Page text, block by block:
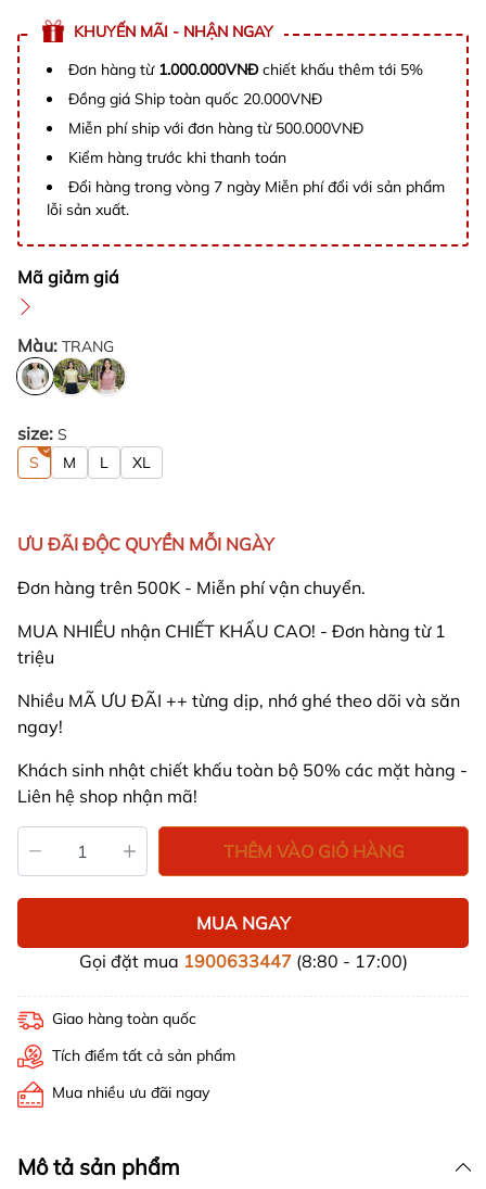
KHUYẾN MÃI - NHẬN NGAY
Đơn hàng từ 1.000.000VNĐchiết khấu thêm tới 5%
Đồng giá Ship toàn quốc 20.000VNĐ
Miễn phí ship với đơn hàng từ 500.000VNĐ
Kiểm hàng trước khi thanh toán
Đổi hàng trong vòng 7 ngày Miễn phí đổi với sản phẩm
lỗi sản xuất.
Mã giảm giá
Màu: TRANG
size: S
S
M L XL
ƯU ĐÃI ĐỘC QUYỀN MỖI NGÀY
Đơn hàng trên 500K - Miễn phí vận chuyển.
MUA NHIỀU nhận CHIẾT KHẤU CAO! - Đơn hàng từ 1
triệu
Nhiều MÃ ƯU ĐÃI ++ từng dịp, nhớ ghé theo dõi và săn
ngay!
Khách sinh nhật chiết khấu toàn bộ 50% các mặt hàng -
Liên hệ shop nhận mã!
THÊM VÀO GIỎ HÀNG
MUA NGAY
Gọi đặt mua 1900633447(8:80 - 17:00)
Giao hàng toàn quốc
Tích điểm tất cả sản phẩm
Mua nhiều ưu đãi ngay
Mô tả sản phẩm